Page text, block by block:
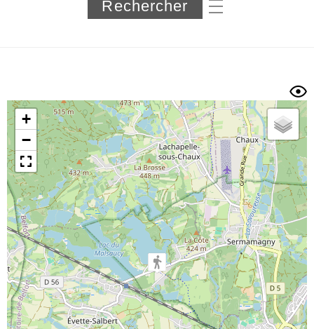
Longueur min/max
Trier par
Horodatage Photos
+
−